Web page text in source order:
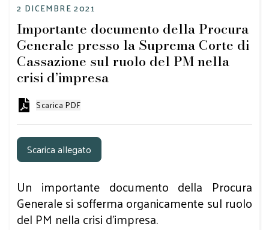
2 DICEMBRE 2021
Importante documento della Procura
Generale presso la Suprema Corte di
Cassazione sul ruolo del PM nella
crisi d’impresa
Scarica PDF
Scarica allegato
Un importante documento della Procura
Generale si sofferma organicamente sul ruolo
del PM nella crisi d’impresa.